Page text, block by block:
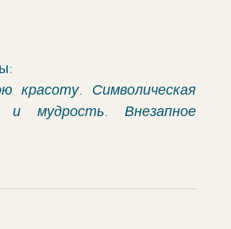
красоту. Символическая
мудрость. Внезапное